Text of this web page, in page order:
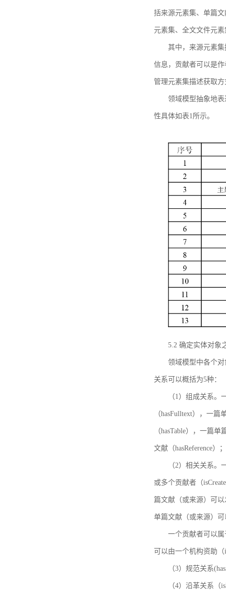
括来源元素集、单篇
元素集、全文文件元
其中，来源元素
信息，贡献者可以是
管理元素集描述获取
领域模型抽象地
性具体如表1所示。
5.2 确定实体对象
领域模型中各个
关系可以概括为5种：
（1）组成关系
（hasFulltext），一
（hasTable），一篇
文献（hasReference）；
（2）相关关系
或多个贡献者（
篇文献（或来源）可
单篇文献（或来源）可
一个贡献者可以
可以由一个机构资助（
（3）规范关系
（4）沿革关系